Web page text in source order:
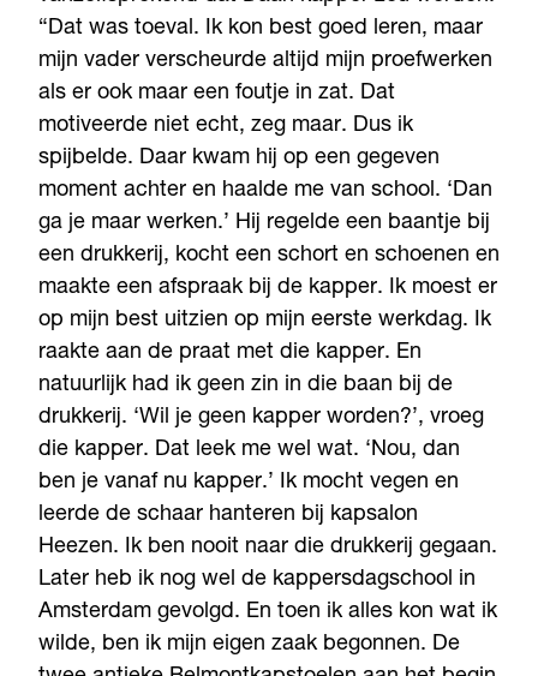
“Dat was toeval. Ik kon best goed leren, maar
mijn vader verscheurde altijd mijn proefwerken
als er ook maar een foutje in zat. Dat
motiveerde niet echt, zeg maar. Dus ik
spijbelde. Daar kwam hij op een gegeven
moment achter en haalde me van school. ‘Dan
ga je maar werken.’ Hij regelde een baantje bij
een drukkerij, kocht een schort en schoenen en
maakte een afspraak bij de kapper. Ik moest er
op mijn best uitzien op mijn eerste werkdag. Ik
raakte aan de praat met die kapper. En
natuurlijk had ik geen zin in die baan bij de
drukkerij. ‘Wil je geen kapper worden?’, vroeg
die kapper. Dat leek me wel wat. ‘Nou, dan
ben je vanaf nu kapper.’ Ik mocht vegen en
leerde de schaar hanteren bij kapsalon
Heezen. Ik ben nooit naar die drukkerij gegaan.
Later heb ik nog wel de kappersdagschool in
Amsterdam gevolgd. En toen ik alles kon wat ik
wilde, ben ik mijn eigen zaak begonnen. De